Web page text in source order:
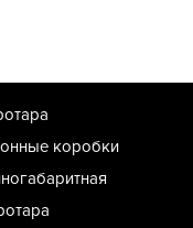
коробки